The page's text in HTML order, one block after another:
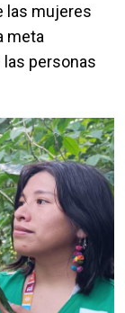
las mujeres
meta
personas